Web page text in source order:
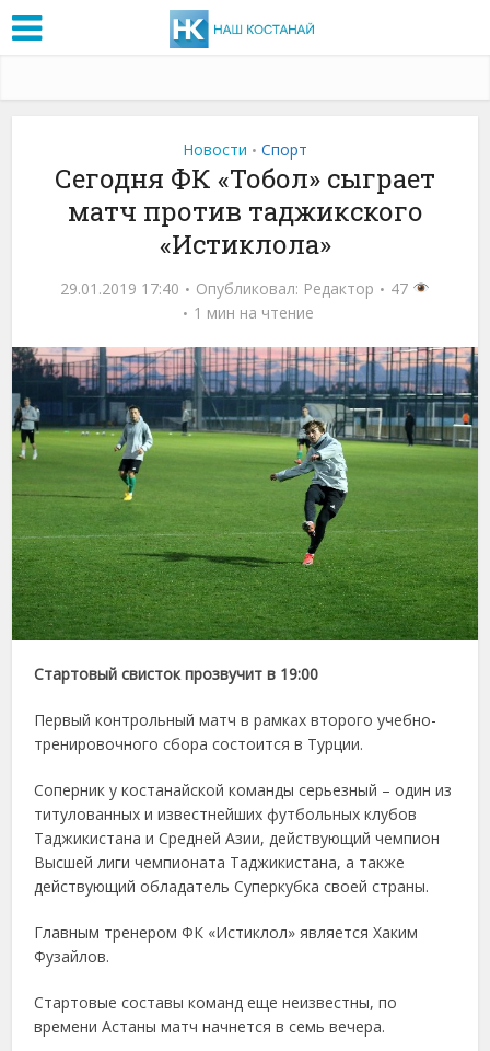
Новости • Спорт
Сегодня ФК «Тобол» сыграет
матч против таджикского
«Истиклола»
29.01.2019 17:40 Опубликовал: Редактор
47
1 мин на чтение
Стартовый свисток прозвучит в 19:00
Первый контрольный матч в рамках второго учебно-
тренировочного сбора состоится в Турции.
Соперник у костанайской команды серьезный – один из
титулованных и известнейших футбольных клубов
Таджикистана и Средней Азии, действующий чемпион
Высшей лиги чемпионата Таджикистана, а также
действующий обладатель Суперкубка своей страны.
Главным тренером ФК «Истиклол» является Хаким
Фузайлов.
Стартовые составы команд еще неизвестны, по
времени Астаны матч начнется в семь вечера.